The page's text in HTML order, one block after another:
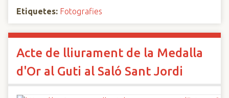
Etiquetes: Fotografies
Acte de lliurament de la Medalla
d'Or al Guti al Saló Sant Jordi